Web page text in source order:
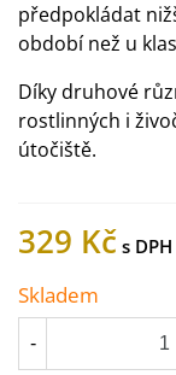
předpokládat
období než u
Díky druhové
rostlinných i
útočiště.
329 Kč
Skladem
-